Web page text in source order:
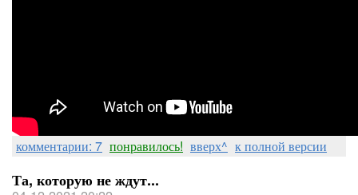
комментарии: 7 понравилось! вверх^ к полной версии
Та, которую не ждут...